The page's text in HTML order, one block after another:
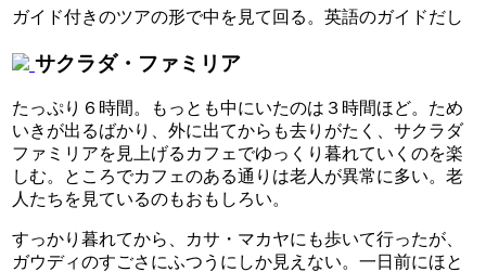
ガイド付きのツアの形で中を見て回る。英語のガイドだし
サクラダ・ファミリア
たっぷり６時間。もっとも中にいたのは３時間ほど。ため
いきが出るばかり、外に出てからも去りがたく、サクラダ
ファミリアを見上げるカフェでゆっくり暮れていくのを楽
しむ。ところでカフェのある通りは老人が異常に多い。老
人たちを見ているのもおもしろい。
すっかり暮れてから、カサ・マカヤにも歩いて行ったが、
ガウディのすごさにふつうにしか見えない。一日前にほと